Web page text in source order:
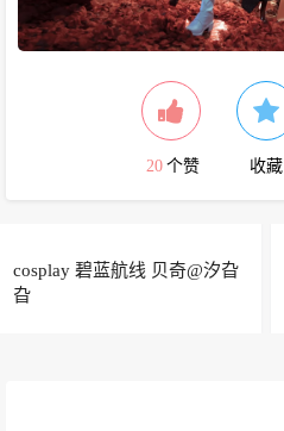
20 个赞 收藏
cosplay 碧蓝航线 贝奇@汐旮
旮